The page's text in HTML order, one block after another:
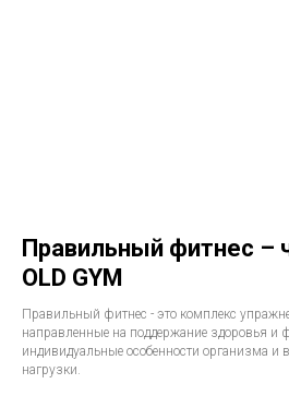
Правильный фитнес –
OLD GYM
Правильный фитнес - это комплекс
направленные на поддержание здоровья
индивидуальные особенности организма и
нагрузки.